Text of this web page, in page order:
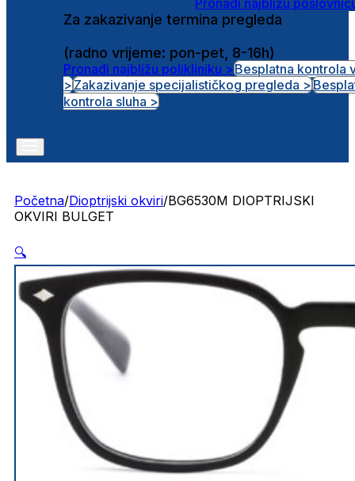
Za zakazivanje termina pregleda
(radno vrijeme: pon-pet, 8-16h)
Pronađi najbližu polikliniku >Besplatna kontrola
>Zakazivanje specijalističkog pregleda >
kontrola sluha >
Početna/Dioptrijski okviri/BG6530M DIOPTRIJSKI
OKVIRI BULGET
🔍